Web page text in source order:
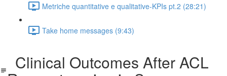
Metriche quantitative e qualitative-KPIs pt.2 (28:21)
Take home messages (9:43)
Clinical Outcomes After ACL